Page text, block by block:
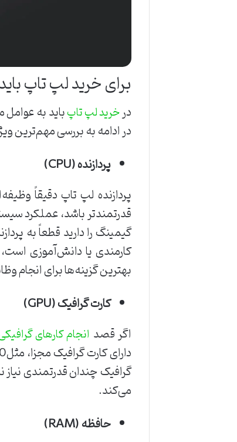
برای خرید لپ تاپ
درخرید لپ‌ تاپباید به
در ادامه به بررسی مهم‌ترین
پردازنده (CPU
)
پردازنده لپ تاپ دقیقاً
قدرتمندتر باشد، عملکرد
گیمینگ را دارید قطعاً به
بهترین گزینه‌ها برای انجام
کارت گرافیک (GPU
)
اگر قصد انجام کارهای
گرافیک چندان قدرتمندی نیاز
می‌کند.
حافظه (RAM
)